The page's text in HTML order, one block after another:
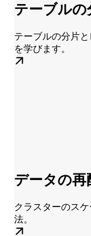
テーブルの
テーブルの分片
を学びます。
データの再
クラスターのス
法。